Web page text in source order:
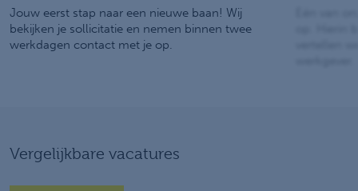
Jouw eerst stap naar een nieuwe baan! Wij
bekijken je sollicitatie en nemen binnen twee
werkdagen contact met je op.
Vergelijkbare vacatures